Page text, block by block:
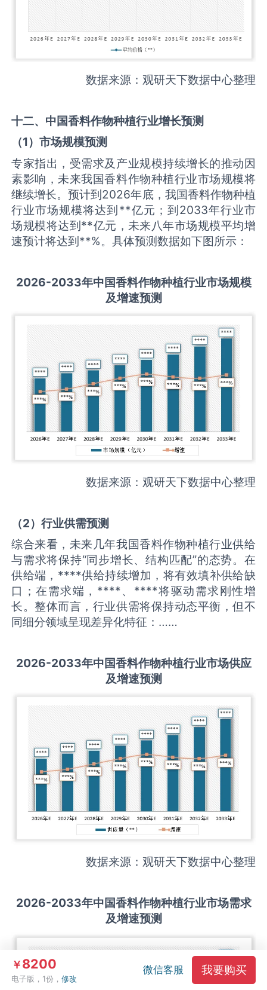
数据来源：观研天下数据中心整理
十二、中国香料作物种植行业增长预测
（1）市场规模预测
专家指出，受需求及产业规模持续增长的推动因
素影响，未来我国香料作物种植行业市场规模将
继续增长。预计到2026年底，我国香料作物种植
行业市场规模将达到**亿元；到2033年行业市
场规模将达到**亿元，未来八年市场规模平均增
速预计将达到**%。具体预测数据如下图所示：
2026-2033年中国香料作物种植行业市场规模
及增速预测
数据来源：观研天下数据中心整理
（2）行业供需预测
综合来看，未来几年我国香料作物种植行业供给
与需求将保持“同步增长、结构匹配”的态势。在
供给端，****供给持续增加，将有效填补供给缺
口；在需求端，****、****将驱动需求刚性增
长。整体而言，行业供需将保持动态平衡，但不
同细分领域呈现差异化特征：……
2026-2033年中国香料作物种植行业市场供应
及增速预测
数据来源：观研天下数据中心整理
2026-2033年中国香料作物种植行业市场需求
及增速预测
￥8200
电子版，1份，修改
微信客服 我要购买